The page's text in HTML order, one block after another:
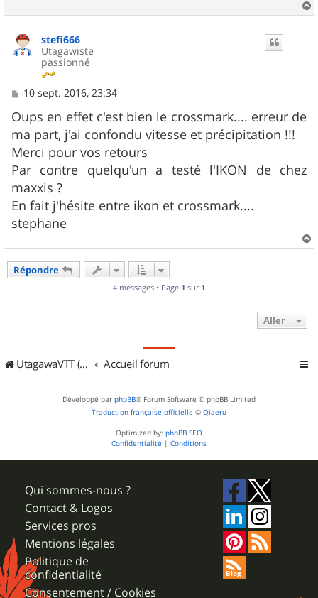
a
u
stefi666
Utagawiste
passionné
M
s
s
a
g
e
10 sept. 2016, 23:34
Oups en effet c'est bien le crossmark.... erreur de
ma part, j'ai confondu vitesse et précipitation !!!
Merci pour vos retours
Par contre quelqu'un a testé l'IKON de chez
maxxis ?
En fait j'hésite entre ikon et crossmark....
stephane
a
Répondre
4 messages • Page 1 sur 1
Aller
UtagawaVTT (Randos VTT et VTTAE avec traces GPS) Accueil forum
Développé par phpBB® Forum Software © phpBB Limited
Traduction française officielle © Qiaeru
Optimized by: phpBB SEO
Confidentialité | Conditions
Qui sommes-nous ?
Contact & Logos
Services pros
Mentions légales
Politique de
confidentialité
Consentement / Cookies